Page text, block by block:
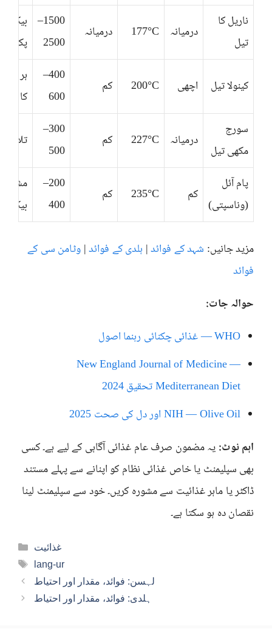
ناریل کا
تیل
درمیانہ 177°C درمیانہ
1500–
2500
بیکنگ،
پکانا
کینولا تیل اچھی 200°C کم
400–
600
ہر
کا پکانا
سورج
مکھی تیل
درمیانہ 227°C کم
300–
500
تلائی
پام آئل
(وناسپتی)
کم 235°C کم
200–
400
مشینی
بیکری
مزید جانیں: شہد کے فوائد| ہلدی کے فوائد| وٹامن سی کے
فوائد
حوالہ جات:
WHO — غذائی چکنائی رہنما اصول
New England Journal of Medicine —
Mediterranean Diet تحقیق 2024
NIH — Olive Oil اور دل کی صحت 2025
اہم نوٹ: یہ مضمون صرف عام غذائی آگاہی کے لیے ہے۔ کسی
بھی سپلیمنٹ یا خاص غذائی نظام کو اپنانے سے پہلے مستند
ڈاکٹر یا ماہر غذائیت سے مشورہ کریں۔ خود سے سپلیمنٹ لینا
نقصان دہ ہو سکتا ہے۔
Categories
غذائیت
Tags
lang-ur
لہسن: فوائد، مقدار اور احتیاط
ہلدی: فوائد، مقدار اور احتیاط